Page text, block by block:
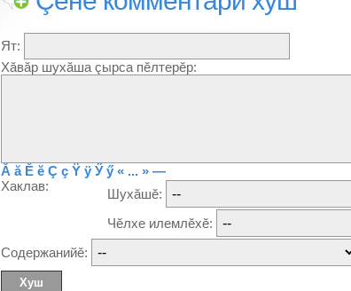
Ят:
Хăвăр шухăша çырса пĕлтерĕр:
Ă ă Ĕ ĕ Ç ç Ÿ ÿ Ӳ ӳ « ... » —
Хаклав:
Шухăшĕ:
Чĕлхе илемлĕхĕ:
Содержанийĕ: